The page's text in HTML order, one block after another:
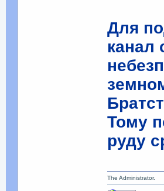
Для
канал
Тому
руду
The Administrator.